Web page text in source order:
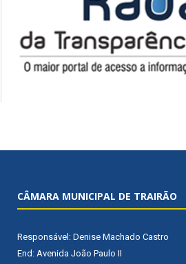
CÂMARA MUNICIPAL DE TRAIRÃO
Responsável: Denise Machado Castro
End: Avenida João Paulo II